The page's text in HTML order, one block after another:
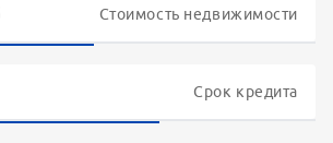
Стоимость недвижимости
Срок кредита